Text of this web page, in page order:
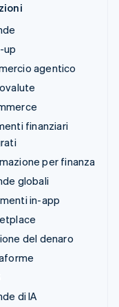
up
agentico
finanziari
per finanza
globali
in-app
del denaro
di IA